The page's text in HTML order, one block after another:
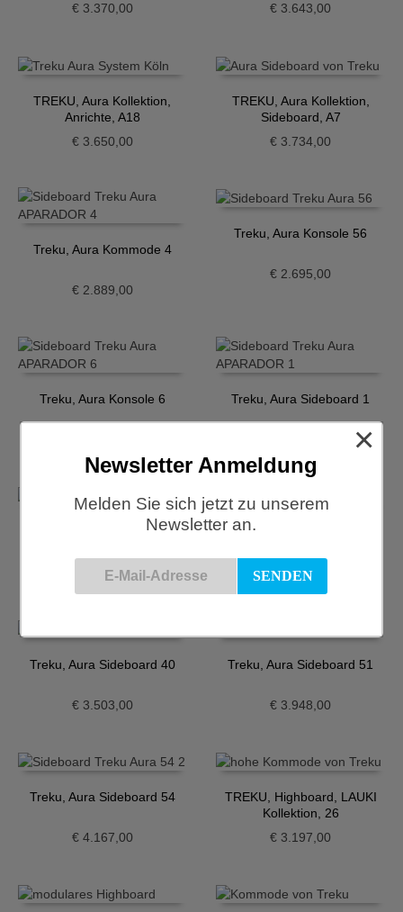
€3.370,00 € 3.643,00
TREKU, Aura Kollektion,
Anrichte, A18
€3.650,00
TREKU, Aura Kollektion,
Sideboard, A7
€ 3.734,00
Treku, Aura Kommode 4
€2.889,00
Treku, Aura Konsole 56
€ 2.695,00
Treku, Aura Konsole 6 Treku, Aura Sideboard 1
Treku, Aura Sideboard 23
4.038,00
Treku, Aura Sideboard 37
€5.403,00
Treku, Aura Sideboard 40
€3.503,00
Treku, Aura Sideboard 51
€ 3.948,00
Treku, Aura Sideboard 54
€4.167,00
TREKU, Highboard, LAUKI
Kollektion, 26
€ 3.197,00
Newsletter Anmeldung
Melden Sie sich jetzt zu unserem
Newsletter an.
×